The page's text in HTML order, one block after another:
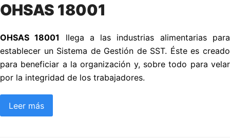
OHSAS 18001
OHSAS 18001
llega a las industrias alimentarias para
establecer un Sistema de Gestión de SST. Éste es creado
para beneficiar a la organización y, sobre todo para velar
por la integridad de los trabajadores.
Leer más